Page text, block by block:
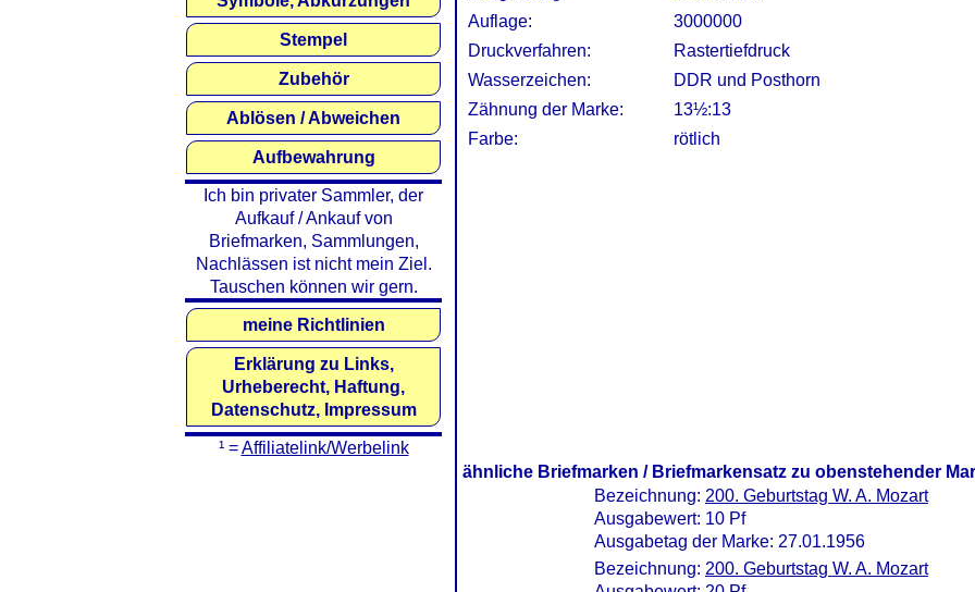
Auflage:
3000000
Druckverfahren:
Rastertiefdruck
Wasserzeichen:
DDR und Posthorn
Zähnung der Marke:
13½:13
Farbe:
rötlich
ähnliche Briefmarken / Briefmarkensatz zu obenstehender
Bezeichnung: 200. Geburtstag W. A. Mozart
Ausgabewert: 10 Pf
Ausgabetag der Marke: 27.01.1956
Bezeichnung: 200. Geburtstag W. A. Mozart
Stempel
Zubehör
Ablösen / Abweichen
Aufbewahrung
Ich bin privater Sammler, der
Aufkauf / Ankauf von
Briefmarken, Sammlungen,
Nachlässen ist nicht mein Ziel.
Tauschen können wir gern.
meine Richtlinien
Erklärung zu Links,
Urheberecht, Haftung,
Datenschutz, Impressum
¹ =Affiliatelink/Werbelink